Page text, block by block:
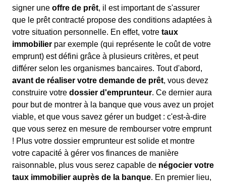
signer une offre de prêt, il est important de s'assurer
que le prêt contracté propose des conditions adaptées à
votre situation personnelle. En effet, votre taux
immobilier par exemple (qui représente le coût de votre
emprunt) est défini grâce à plusieurs critères, et peut
différer selon les organismes bancaires. Tout d'abord,
avant de réaliser votre demande de prêt, vous devez
construire votre dossier d'emprunteur. Ce dernier aura
pour but de montrer à la banque que vous avez un projet
viable, et que vous savez gérer un budget : c'est-à-dire
que vous serez en mesure de rembourser votre emprunt
! Plus votre dossier emprunteur est solide et montre
votre capacité à gérer vos finances de manière
raisonnable, plus vous serez capable de négocier votre
taux immobilier auprès de la banque. En premier lieu,